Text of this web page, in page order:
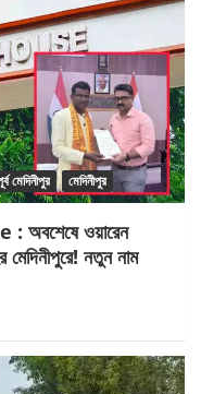
মেদিনীপুর মেদিনীপুর
ওয়ারেন
মেদিনীপুরে! নতুন নাম